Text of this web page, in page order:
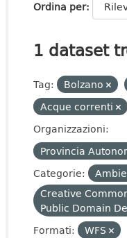
Ordina per
1 dataset
Tag: Bolzano
Acque correnti
Organizzazioni:
Provincia
Categorie:
Creative
Public Domain
Formati:
WFS